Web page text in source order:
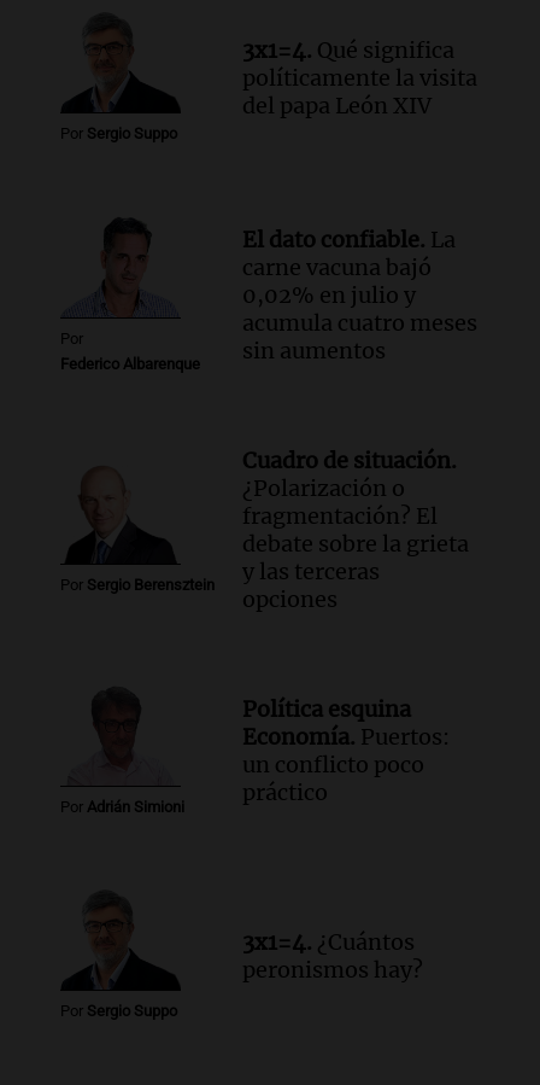
Por Sergio Suppo
3x1=4. Qué significa
políticamente la visita
del papa León XIV
Por
Federico Albarenque
El dato confiable. La
carne vacuna bajó
0,02% en julio y
acumula cuatro meses
sin aumentos
Por Sergio Berensztein
Cuadro de situación.
¿Polarización o
fragmentación? El
debate sobre la grieta
y las terceras
opciones
Por Adrián Simioni
Política esquina
Economía. Puertos:
un conflicto poco
práctico
Por Sergio Suppo
3x1=4. ¿Cuántos
peronismos hay?